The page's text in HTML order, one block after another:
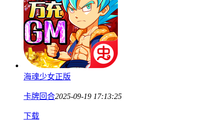
海魂少女正版
卡牌回合2025-09-19 17:13:25
下载